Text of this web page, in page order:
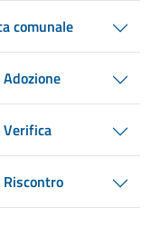
comunale
Verifica